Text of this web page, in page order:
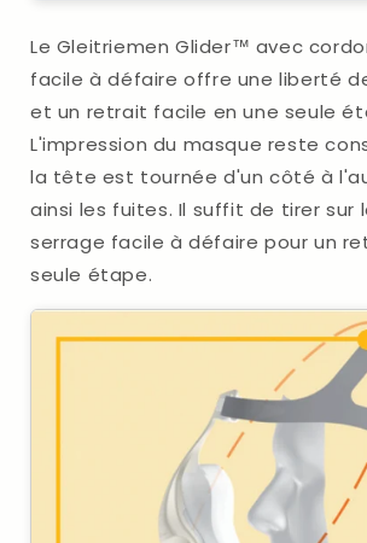
Le Gleitriemen Glider™ avec
facile à défaire offre une liberté
et un retrait facile en une seule
L'impression du masque reste
la tête est tournée d'un côté à
ainsi les fuites. Il suffit de tirer sur
serrage facile à défaire pour un
seule étape.